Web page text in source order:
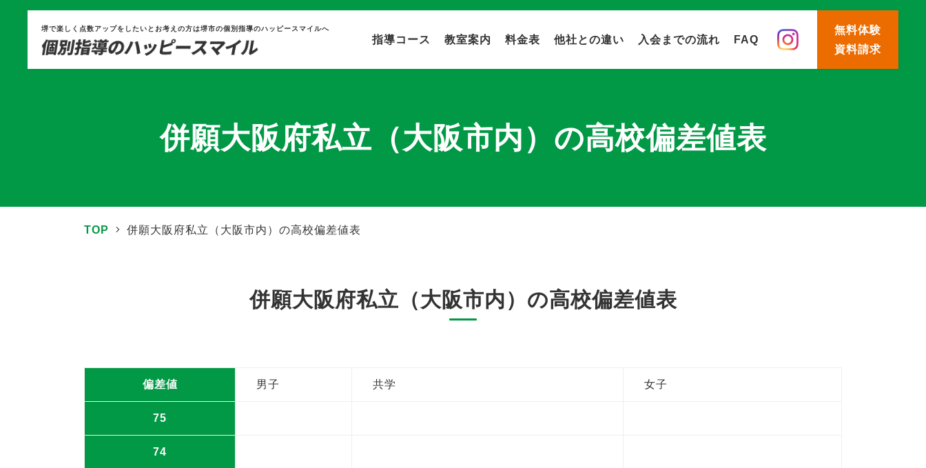
堺で楽しく点数アップをしたいとお考えの方は堺市の個別指導のハッピースマイルへ
指導コース 教室案内 料金表 他社との違い 入会までの流れ FAQ
無料体験
資料請求
併願大阪府私立（大阪市内）の高校偏差値表
TOP 併願大阪府私立（大阪市内）の高校偏差値表
併願大阪府私立（大阪市内）の高校偏差値表
偏差値 男子 共学 女子
75
74